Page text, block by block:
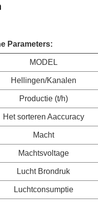
Parameters:
MODEL
Hellingen/Kanalen
Productie (t/h)
Het sorteren Aaccuracy
Macht
Machtsvoltage
Lucht Brondruk
Luchtconsumptie